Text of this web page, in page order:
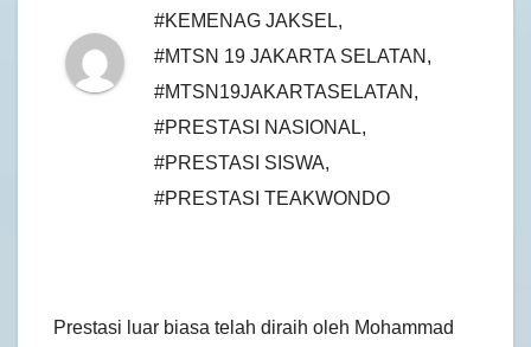
#KEMENAG JAKSEL,
#MTSN 19 JAKARTA SELATAN ,
#MTSN19JAKARTASELATAN ,
#PRESTASI NASIONAL,
#PRESTASI SISWA,
#PRESTASI TEAKWONDO
Prestasi luar biasa telah diraih oleh Mohammad